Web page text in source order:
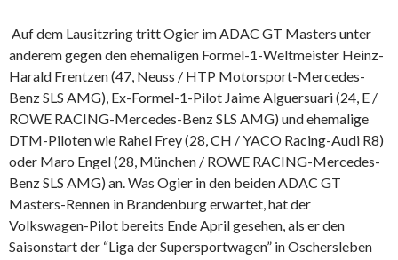
Auf dem Lausitzring tritt Ogier im ADAC GT Masters unter
anderem gegen den ehemaligen Formel-1-Weltmeister Heinz-
Harald Frentzen (47, Neuss / HTP Motorsport-Mercedes-
Benz SLS AMG), Ex-Formel-1-Pilot Jaime Alguersuari (24, E /
ROWE RACING-Mercedes-Benz SLS AMG) und ehemalige
DTM-Piloten wie Rahel Frey (28, CH / YACO Racing-Audi R8)
oder Maro Engel (28, München / ROWE RACING-Mercedes-
Benz SLS AMG) an. Was Ogier in den beiden ADAC GT
Masters-Rennen in Brandenburg erwartet, hat der
Volkswagen-Pilot bereits Ende April gesehen, als er den
Saisonstart der “Liga der Supersportwagen” in Oschersleben